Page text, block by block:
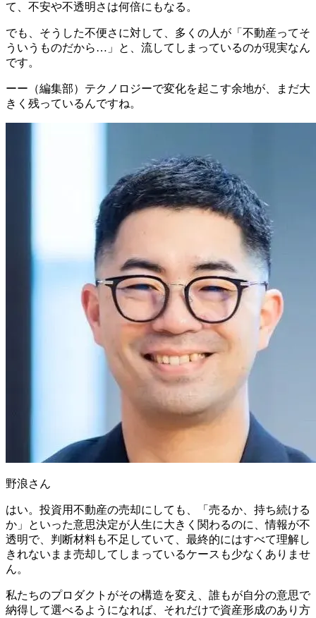
て、不安や不透明さは何倍にもなる。
でも、そうした不便さに対して、多くの人が「不動産ってそ
ういうものだから…」と、流してしまっているのが現実なん
です。
ーー（編集部）テクノロジーで変化を起こす余地が、まだ大
きく残っているんですね。
野浪さん
はい。投資用不動産の売却にしても、「売るか、持ち続ける
か」といった意思決定が人生に大きく関わるのに、情報が不
透明で、判断材料も不足していて、最終的にはすべて理解し
きれないまま売却してしまっているケースも少なくありませ
ん。
私たちのプロダクトがその構造を変え、誰もが自分の意思で
納得して選べるようになれば、それだけで資産形成のあり方